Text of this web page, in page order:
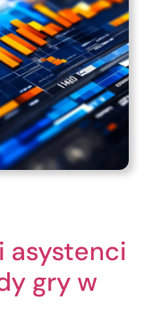
asystenci
gry w